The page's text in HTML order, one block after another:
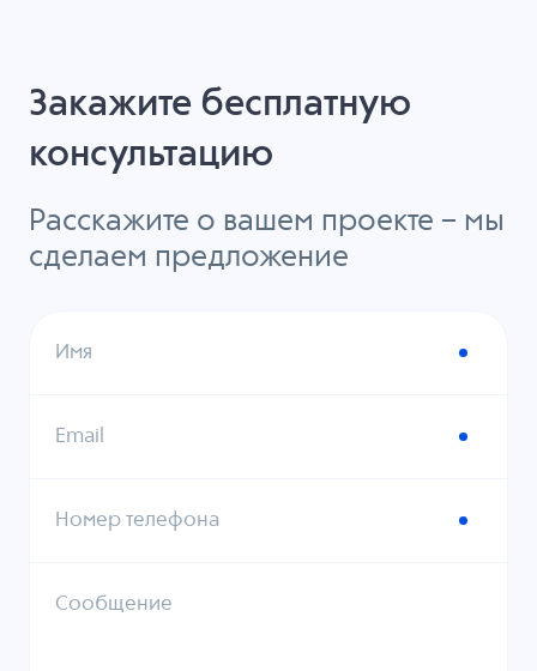
Закажите бесплатную
консультацию
Расскажите о вашем проекте – мы
сделаем предложение
Имя
Email
Номер телефона
Сообщение